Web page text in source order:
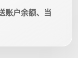
账户余额、当